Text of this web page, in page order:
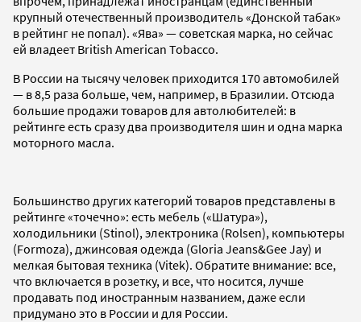
крупный отечественный производитель «Донской табак»
в рейтинг не попал). «Ява» — советская марка, но сейчас
ей владеет British American Tobacco.
В России на тысячу человек приходится 170 автомобилей
— в 8,5 раза больше, чем, например, в Бразилии. Отсюда
большие продажи товаров для автолюбителей: в
рейтинге есть сразу два производителя шин и одна марка
моторного масла.
Большинство других категорий товаров представлены в
рейтинге «точечно»: есть мебель («Шатура»),
холодильники (Stinol), электроника (Rolsen), компьютеры
(Formoza), джинсовая одежда (Gloria Jeans&Gee Jay) и
мелкая бытовая техника (Vitek). Обратите внимание: все,
что включается в розетку, и все, что носится, лучше
продавать под иностранным названием, даже если
придумано это в России и для России.